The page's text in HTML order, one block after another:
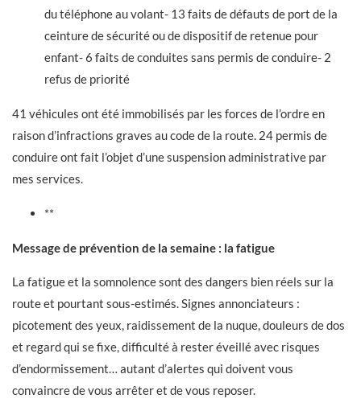
du téléphone au volant- 13 faits de défauts de port de la
ceinture de sécurité ou de dispositif de retenue pour
enfant- 6 faits de conduites sans permis de conduire- 2
refus de priorité
41 véhicules ont été immobilisés par les forces de l’ordre en
raison d’infractions graves au code de la route. 24 permis de
conduire ont fait l’objet d’une suspension administrative par
mes services.
**
Message de prévention de la semaine : la fatigue
La fatigue et la somnolence sont des dangers bien réels sur la
route et pourtant sous-estimés. Signes annonciateurs :
picotement des yeux, raidissement de la nuque, douleurs de dos
et regard qui se fixe, difficulté à rester éveillé avec risques
d’endormissement… autant d’alertes qui doivent vous
convaincre de vous arrêter et de vous reposer.